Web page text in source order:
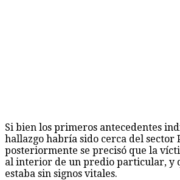
Si bien los primeros antecedentes
hallazgo habría sido cerca del sector
posteriormente se precisó que la
al interior de un predio particular, y
estaba sin signos vitales.